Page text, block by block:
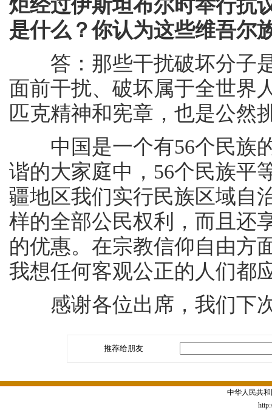
炬经过伊斯坦布尔时举行抗
是什么？你认为这些维吾尔
答：那些干扰破坏分子是
面前干扰、破坏属于全世界
匹克精神和宪章，也是公然
中国是一个有56个民族的
谐的大家庭中，56个民族平
疆地区我们实行民族区域自
样的全部公民权利，而且还
的优惠。在宗教信仰自由方
我想任何客观公正的人们都
感谢各位出席，我们下
推荐给朋友
中华人民共